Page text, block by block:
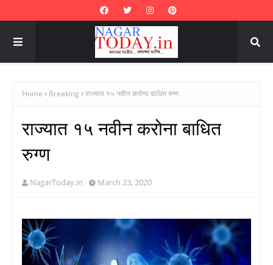
Home Breaking राज्यात १५ नवीन करोना बाधित रुग्ण
राज्यात १५ नवीन करोना बाधित
रुग्ण
NagarToday.in March 23, 2020